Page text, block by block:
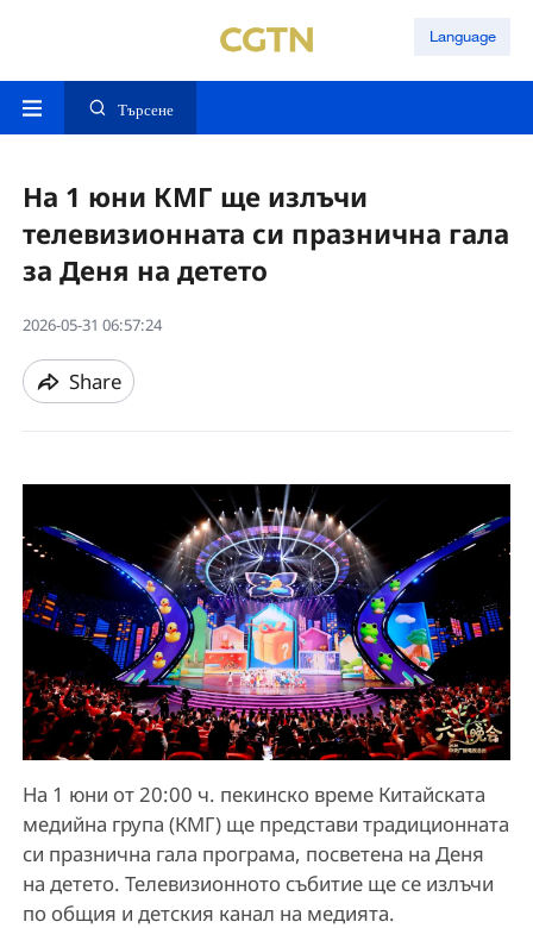
Language
Търсене
На 1 юни КМГ ще излъчи
телевизионната си празнична гала
за Деня на детето
2026-05-31 06:57:24
Share
На 1 юни от 20:00 ч. пекинско време Китайската
медийна група (КМГ) ще представи традиционната
си празнична гала програма, посветена на Деня
на детето. Телевизионното събитие ще се излъчи
по общия и детския канал на медията.